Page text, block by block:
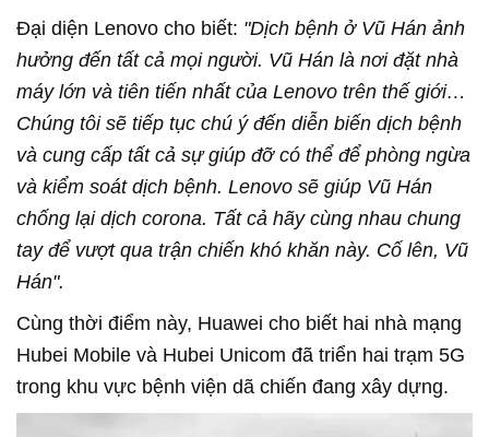
Đại diện Lenovo cho biết: "Dịch bệnh ở Vũ Hán ảnh
hưởng đến tất cả mọi người. Vũ Hán là nơi đặt nhà
máy lớn và tiên tiến nhất của Lenovo trên thế giới…
Chúng tôi sẽ tiếp tục chú ý đến diễn biến dịch bệnh
và cung cấp tất cả sự giúp đỡ có thể để phòng ngừa
và kiểm soát dịch bệnh. Lenovo sẽ giúp Vũ Hán
chống lại dịch corona. Tất cả hãy cùng nhau chung
tay để vượt qua trận chiến khó khăn này. Cố lên, Vũ
Hán".
Cùng thời điểm này, Huawei cho biết hai nhà mạng
Hubei Mobile và Hubei Unicom đã triển hai trạm 5G
trong khu vực bệnh viện dã chiến đang xây dựng.